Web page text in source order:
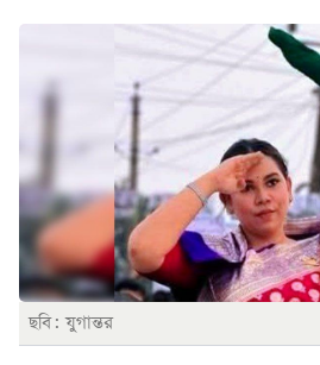
ছবি: যুগান্তর